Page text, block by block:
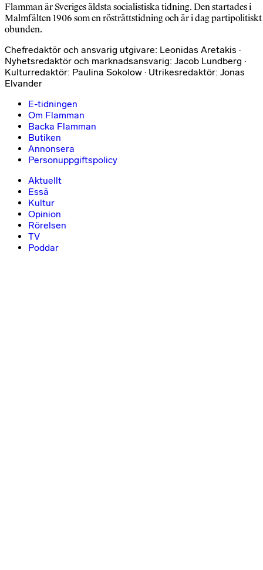
Flamman är Sveriges äldsta socialistiska tidning. Den startades i
Malmfälten 1906 som en rösträttstidning och är i dag partipolitiskt
obunden.
Chefredaktör och ansvarig utgivare: Leonidas Aretakis ·
Nyhetsredaktör och marknadsansvarig: Jacob Lundberg ·
Kulturredaktör: Paulina Sokolow · Utrikesredaktör: Jonas
Elvander
E-tidningen
Om Flamman
Backa Flamman
Butiken
Annonsera
Personuppgiftspolicy
Aktuellt
Essä
Kultur
Opinion
Rörelsen
TV
Poddar